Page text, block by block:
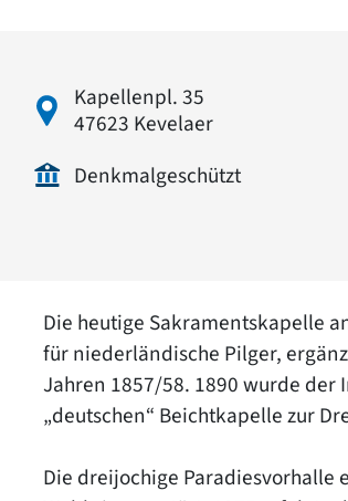
Kapellenpl. 35
47623 Kevelaer
Denkmalgeschützt
Die heutige Sakramentskapelle
für niederländische Pilger,
Jahren 1857/58. 1890 wurde der
„deutschen“ Beichtkapelle zur
Die dreijochige Paradiesvorhalle